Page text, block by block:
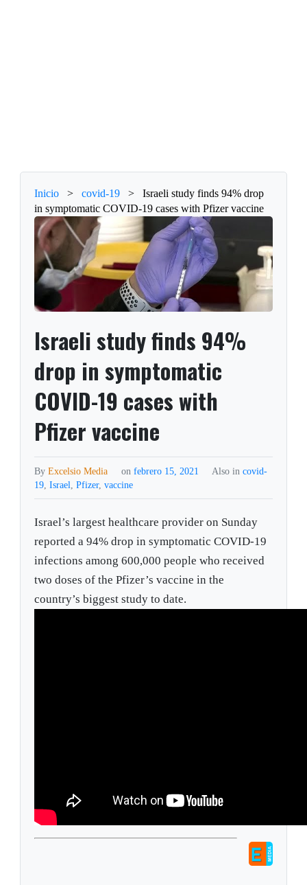
Inicio > covid-19 >
Israeli study finds 94% drop
in symptomatic COVID-19 cases with Pfizer vaccine
Israeli study finds 94%
drop in symptomatic
COVID-19 cases with
Pfizer vaccine
ByExcelsio Media on febrero 15, 2021 Also in covid-
19,Israel,Pfizer,vaccine
Israel’s largest healthcare provider on Sunday
reported a 94% drop in symptomatic COVID-19
infections among 600,000 people who received
two doses of the Pfizer’s vaccine in the
country’s biggest study to date.